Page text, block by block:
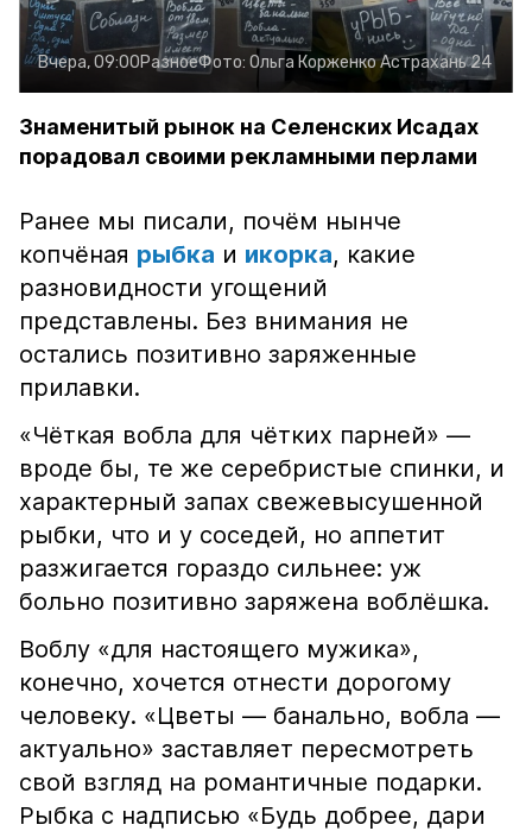
Вчера, 09:00РазноеФото: Ольга КорженкоАстрахань 24
Знаменитый рынок на Селенских Исадах
порадовал своими рекламными перлами
Ранее мы писали, почём нынче
копчёная рыбка и икорка, какие
разновидности угощений
представлены. Без внимания не
остались позитивно заряженные
прилавки.
«Чёткая вобла для чётких парней» —
вроде бы, те же серебристые спинки, и
характерный запах свежевысушенной
рыбки, что и у соседей, но аппетит
разжигается гораздо сильнее: уж
больно позитивно заряжена воблёшка.
Воблу «для настоящего мужика»,
конечно, хочется отнести дорогому
человеку. «Цветы — банально, вобла —
актуально» заставляет пересмотреть
свой взгляд на романтичные подарки.
Рыбка с надписью «Будь добрее, дари